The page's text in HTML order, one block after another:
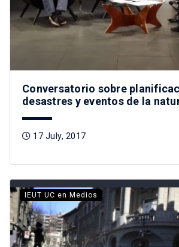
Conversatorio sobre
desastres y eventos de la
17 July, 2017
IEUT UC en Medios